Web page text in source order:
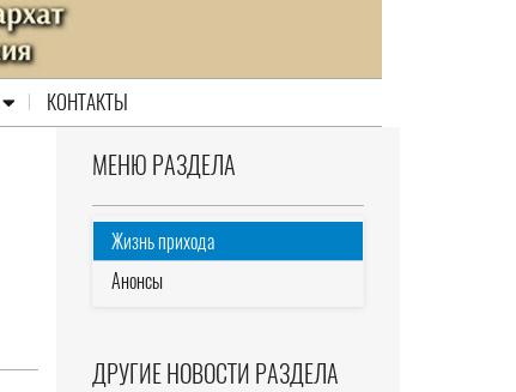
КОНТАКТЫ
МЕНЮ РАЗДЕЛА
Жизнь прихода
Анонсы
ДРУГИЕ НОВОСТИ РАЗДЕЛА